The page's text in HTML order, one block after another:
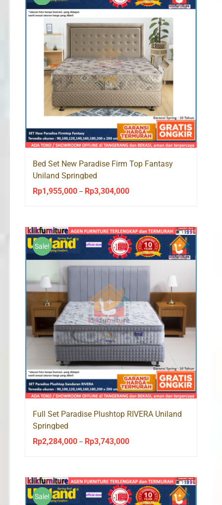
Bed Set New Paradise Firm Top Fantasy
Uniland Springbed
Rp1,955,000 – Rp3,304,000Price
through
Rp3,304,000
Sale!
Full Set Paradise Plushtop RIVERA Uniland
Springbed
Rp2,284,000 – Rp3,743,000Price
through
Rp3,743,000
Sale!